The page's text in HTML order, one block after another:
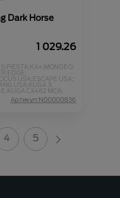
Dark Horse
1 029.26
FIESTA;KA+;MONDEO;
EDGE;
USA;ESCAPE USA;
USA;KUGA 3;
KUGA CX482 MCA;
Артикул:N00000836
4 5